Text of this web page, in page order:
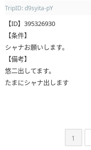
TripID: d9syita-pY
【ID】395326930
【条件】
シャナお願いします。
【備考】
悠二出してます。
たまにシャナ出します
1